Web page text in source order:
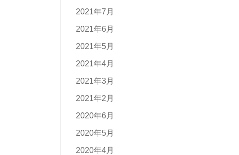
2021年7月
2021年6月
2021年5月
2021年4月
2021年3月
2021年2月
2020年6月
2020年5月
2020年4月